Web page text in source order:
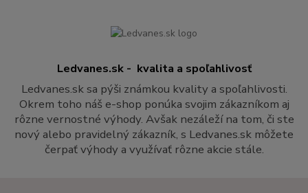
Ledvanes.sk - kvalita a spoľahlivosť
Ledvanes.sk sa pýši známkou kvality a spoľahlivosti.
Okrem toho náš e-shop ponúka svojim zákazníkom aj
rôzne vernostné výhody. Avšak nezáleží na tom, či ste
nový alebo pravidelný zákazník, s Ledvanes.sk môžete
čerpať výhody a využívať rôzne akcie stále.